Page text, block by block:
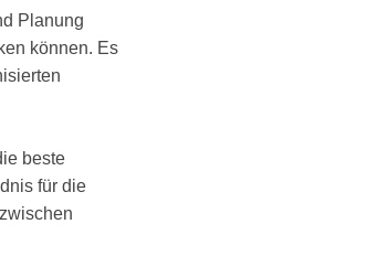
Planung
können. Es
beste
für die